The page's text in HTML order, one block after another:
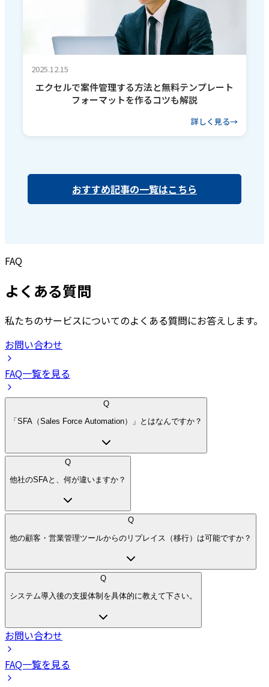
2025.12.15
エクセルで案件管理する方法と無料テンプレート
フォーマットを作るコツも解説
詳しく見る
おすすめ記事の一覧はこちら
FAQ
よくある質問
私たちのサービスについてのよくある質問にお答えします。
お問い合わせ
FAQ一覧を見る
Q
「SFA（Sales Force Automation）」とはなんですか？
Q
他社のSFAと、何が違いますか？
Q
他の顧客・営業管理ツールからのリプレイス（移行）は可能ですか？
Q
システム導入後の支援体制を具体的に教えて下さい。
お問い合わせ
FAQ一覧を見る